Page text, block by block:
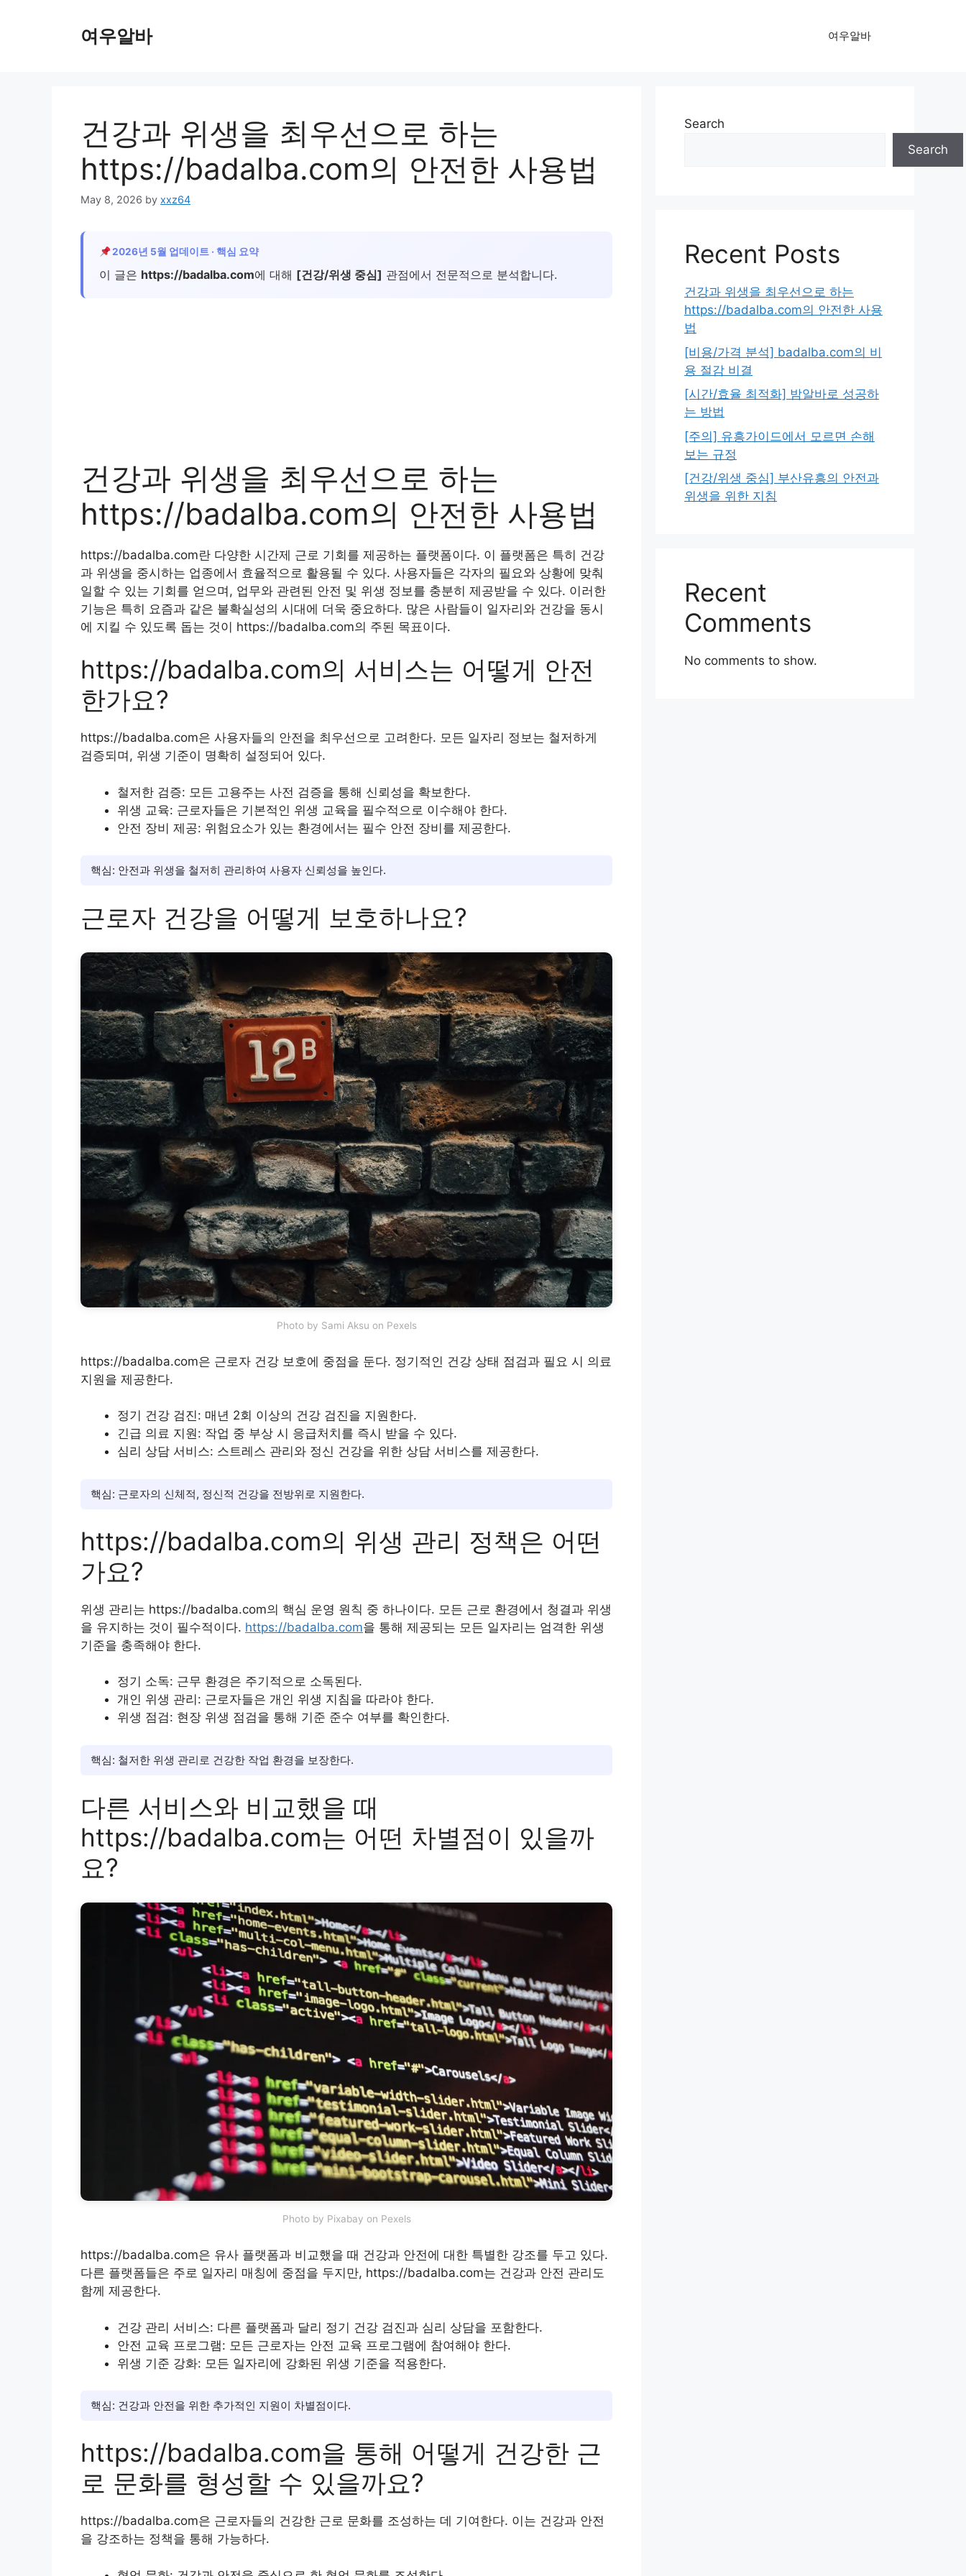
여우알바 여우알바
건강과 위생을 최우선으로 하는
https://badalba.com의 안전한 사용법
May 8, 2026 by xxz64
2026년 5월 업데이트 · 핵심 요약
이 글은 https://badalba.com에 대해 [건강/위생 중심] 관점에서 전문적으로 분석합니다.
건강과 위생을 최우선으로 하는
https://badalba.com의 안전한 사용법
https://badalba.com란 다양한 시간제 근로 기회를 제공하는 플랫폼이다. 이 플랫폼은 특히 건강
과 위생을 중시하는 업종에서 효율적으로 활용될 수 있다. 사용자들은 각자의 필요와 상황에 맞춰
일할 수 있는 기회를 얻으며, 업무와 관련된 안전 및 위생 정보를 충분히 제공받을 수 있다. 이러한
기능은 특히 요즘과 같은 불확실성의 시대에 더욱 중요하다. 많은 사람들이 일자리와 건강을 동시
에 지킬 수 있도록 돕는 것이 https://badalba.com의 주된 목표이다.
https://badalba.com의 서비스는 어떻게 안전
한가요?
https://badalba.com은 사용자들의 안전을 최우선으로 고려한다. 모든 일자리 정보는 철저하게
검증되며, 위생 기준이 명확히 설정되어 있다.
철저한 검증: 모든 고용주는 사전 검증을 통해 신뢰성을 확보한다.
위생 교육: 근로자들은 기본적인 위생 교육을 필수적으로 이수해야 한다.
안전 장비 제공: 위험요소가 있는 환경에서는 필수 안전 장비를 제공한다.
핵심: 안전과 위생을 철저히 관리하여 사용자 신뢰성을 높인다.
근로자 건강을 어떻게 보호하나요?
Photo by Sami Aksu on Pexels
https://badalba.com은 근로자 건강 보호에 중점을 둔다. 정기적인 건강 상태 점검과 필요 시 의료
지원을 제공한다.
정기 건강 검진: 매년 2회 이상의 건강 검진을 지원한다.
긴급 의료 지원: 작업 중 부상 시 응급처치를 즉시 받을 수 있다.
심리 상담 서비스: 스트레스 관리와 정신 건강을 위한 상담 서비스를 제공한다.
핵심: 근로자의 신체적, 정신적 건강을 전방위로 지원한다.
https://badalba.com의 위생 관리 정책은 어떤
가요?
위생 관리는 https://badalba.com의 핵심 운영 원칙 중 하나이다. 모든 근로 환경에서 청결과 위생
을 유지하는 것이 필수적이다. https://badalba.com을 통해 제공되는 모든 일자리는 엄격한 위생
기준을 충족해야 한다.
정기 소독: 근무 환경은 주기적으로 소독된다.
개인 위생 관리: 근로자들은 개인 위생 지침을 따라야 한다.
위생 점검: 현장 위생 점검을 통해 기준 준수 여부를 확인한다.
핵심: 철저한 위생 관리로 건강한 작업 환경을 보장한다.
다른 서비스와 비교했을 때
https://badalba.com는 어떤 차별점이 있을까
요?
Photo by Pixabay on Pexels
https://badalba.com은 유사 플랫폼과 비교했을 때 건강과 안전에 대한 특별한 강조를 두고 있다.
다른 플랫폼들은 주로 일자리 매칭에 중점을 두지만, https://badalba.com는 건강과 안전 관리도
함께 제공한다.
건강 관리 서비스: 다른 플랫폼과 달리 정기 건강 검진과 심리 상담을 포함한다.
안전 교육 프로그램: 모든 근로자는 안전 교육 프로그램에 참여해야 한다.
위생 기준 강화: 모든 일자리에 강화된 위생 기준을 적용한다.
핵심: 건강과 안전을 위한 추가적인 지원이 차별점이다.
https://badalba.com을 통해 어떻게 건강한 근
로 문화를 형성할 수 있을까요?
https://badalba.com은 근로자들의 건강한 근로 문화를 조성하는 데 기여한다. 이는 건강과 안전
을 강조하는 정책을 통해 가능하다.
Search
Search
Recent Posts
건강과 위생을 최우선으로 하는
https://badalba.com의 안전한 사용
법
[비용/가격 분석] badalba.com의 비
용 절감 비결
[시간/효율 최적화] 밤알바로 성공하
는 방법
[주의] 유흥가이드에서 모르면 손해
보는 규정
[건강/위생 중심] 부산유흥의 안전과
위생을 위한 지침
Recent
Comments
No comments to show.